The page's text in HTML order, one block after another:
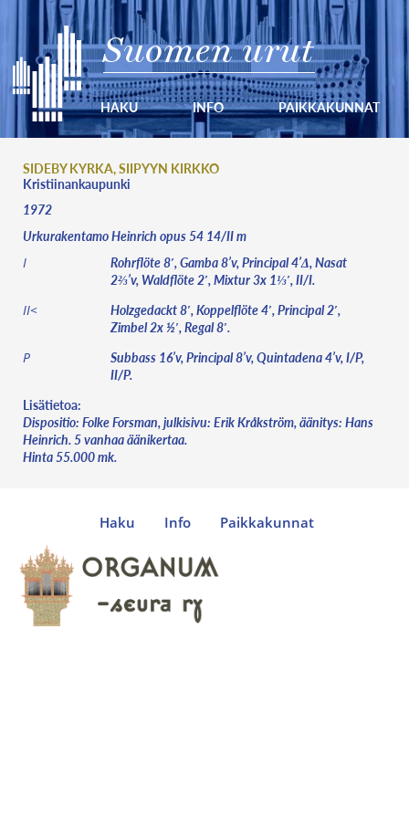
Suomen urut
HAKU INFO PAIKKAKUNNAT
SIDEBY KYRKA, SIIPYYN KIRKKO
Kristiinankaupunki
1972
Urkurakentamo Heinrich opus 54 14/II m
I
Rohrflöte 8′, Gamba 8’v, Principal 4’Δ, Nasat
2⅔’v, Waldflöte 2′, Mixtur 3x 1⅓′, II/I.
II<
Holzgedackt 8′, Koppelflöte 4′, Principal 2′,
Zimbel 2x ½′, Regal 8′.
P
Subbass 16’v, Principal 8’v, Quintadena 4’v, I/P,
II/P.
Lisätietoa:
Dispositio: Folke Forsman, julkisivu: Erik Kråkström, äänitys: Hans
Heinrich. 5 vanhaa äänikertaa.
Hinta 55.000 mk.
Haku Info Paikkakunnat